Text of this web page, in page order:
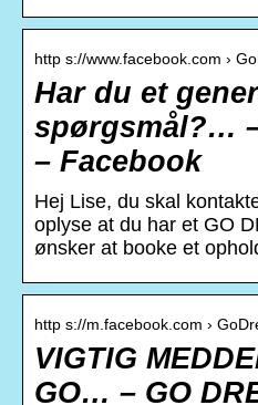
http s://www.facebook.com ›
Har du et
spørgsmål?…
– Facebook
Hej Lise, du skal
oplyse at du har et GO
ønsker at booke et
http s://m.facebook.com ›
VIGTIG
GO… – GO